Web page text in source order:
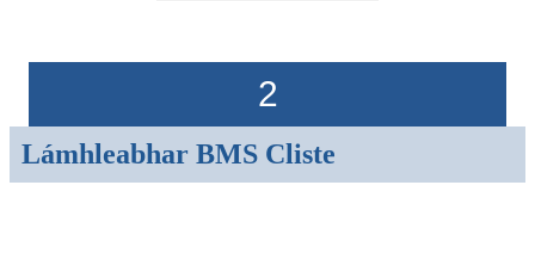
2
Lámhleabhar BMS Cliste